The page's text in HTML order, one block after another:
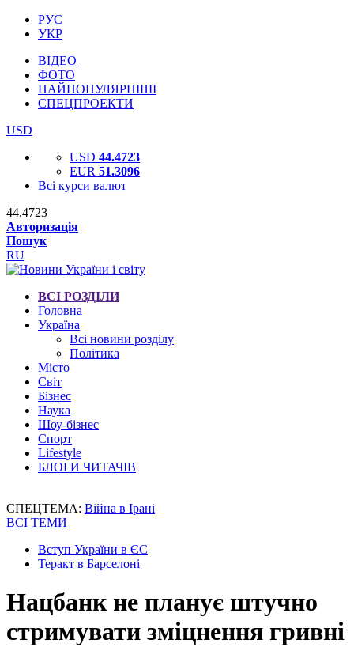
РУС
УКР
ВІДЕО
ФОТО
НАЙПОПУЛЯРНІШІ
СПЕЦПРОЕКТИ
USD
USD 44.4723
EUR 51.3096
Всі курси валют
44.4723
Авторизація
Пошук
RU
ВСІ РОЗДІЛИ
Головна
Україна
Всі новини розділу
Політика
Місто
Світ
Бізнес
Наука
Шоу-бізнес
Спорт
Lifestyle
БЛОГИ ЧИТАЧІВ
СПЕЦТЕМА: Війна в Ірані
ВСІ ТЕМИ
Вступ України в ЄС
Теракт в Барселоні
Нацбанк не планує штучно
стримувати зміцнення гривні